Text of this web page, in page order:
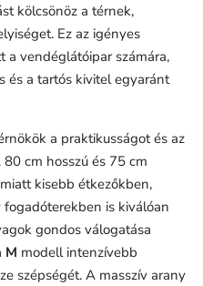
kölcsönöz a térnek,
Ez az igényes
a vendéglátóipar számára,
és a tartós kivitel egyaránt
a praktikusságot és az
cm hosszú és 75 cm
kisebb étkezőkben,
is kiválóan
gondos válogatása
M modell intenzívebb
szépségét. A masszív arany